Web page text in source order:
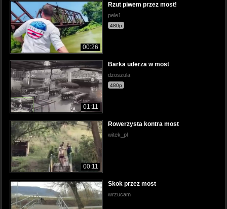
00:26
Rzut piwem przez most!
pele1
480p
01:11
Barka uderza w most
dzoszula
480p
00:11
Rowerzysta kontra most
witek_pl
Skok przez most
wrzucam